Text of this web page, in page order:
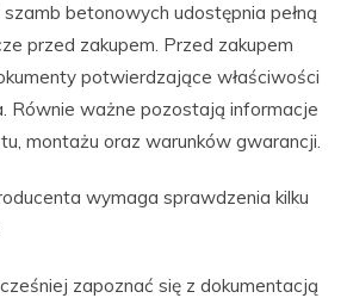
betonowych udostępnia pełną
przed zakupem. Przed zakupem
potwierdzające właściwości
Równie ważne pozostają informacje
montażu oraz warunków gwarancji.
wymaga sprawdzenia kilku
zapoznać się z dokumentacją